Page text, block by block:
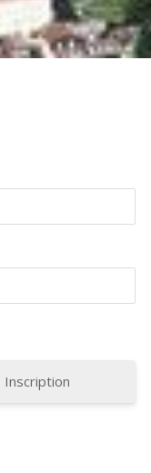
Inscription